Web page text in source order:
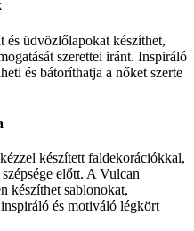
és üdvözlőlapokat készíthet,
szerettei iránt. Inspiráló
és bátoríthatja a nőket szerte
készített faldekorációkkal,
előtt. A Vulcan
készíthet sablonokat,
és motiváló légkört